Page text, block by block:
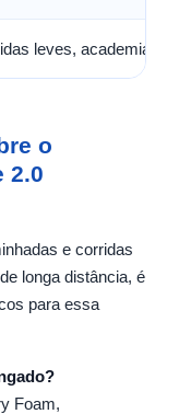
leves, academia e
o
2.0
e corridas
longa distância, é
para essa
Foam,